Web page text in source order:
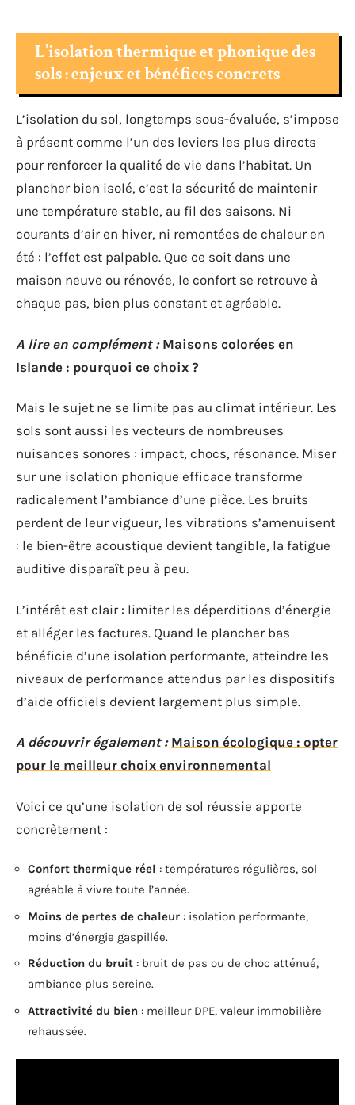
L’isolation thermique et phonique des
sols : enjeux et bénéfices concrets
L’isolation du sol, longtemps sous-évaluée, s’impose
à présent comme l’un des leviers les plus directs
pour renforcer la qualité de vie dans l’habitat. Un
plancher bien isolé, c’est la sécurité de maintenir
une température stable, au fil des saisons. Ni
courants d’air en hiver, ni remontées de chaleur en
été : l’effet est palpable. Que ce soit dans une
maison neuve ou rénovée, le confort se retrouve à
chaque pas, bien plus constant et agréable.
A lire en complément : Maisons colorées en
Islande : pourquoi ce choix ?
Mais le sujet ne se limite pas au climat intérieur. Les
sols sont aussi les vecteurs de nombreuses
nuisances sonores : impact, chocs, résonance. Miser
sur une isolation phonique efficace transforme
radicalement l’ambiance d’une pièce. Les bruits
perdent de leur vigueur, les vibrations s’amenuisent
: le bien-être acoustique devient tangible, la fatigue
auditive disparaît peu à peu.
L’intérêt est clair : limiter les déperditions d’énergie
et alléger les factures. Quand le plancher bas
bénéficie d’une isolation performante, atteindre les
niveaux de performance attendus par les dispositifs
d’aide officiels devient largement plus simple.
A découvrir également : Maison écologique : opter
pour le meilleur choix environnemental
Voici ce qu’une isolation de sol réussie apporte
concrètement :
Confort thermique réel : températures régulières, sol
agréable à vivre toute l’année.
Moins de pertes de chaleur : isolation performante,
moins d’énergie gaspillée.
Réduction du bruit : bruit de pas ou de choc atténué,
ambiance plus sereine.
Attractivité du bien : meilleur DPE, valeur immobilière
rehaussée.